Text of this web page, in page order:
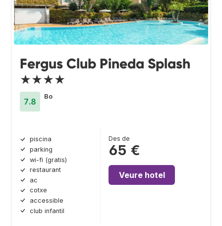
Fergus Club Pineda Splash
★★★★
7.8
Bo
piscina
parking
wi-fi (gratis)
restaurant
ac
cotxe
accessible
club infantil
Des de
65 €
Veure hotel